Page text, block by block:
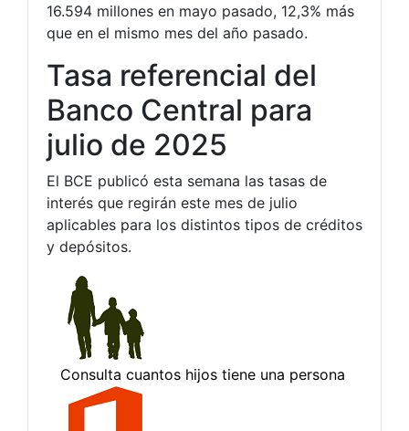
16.594 millones en mayo pasado, 12,3% más
que en el mismo mes del año pasado.
Tasa referencial del
Banco Central para
julio de 2025
El BCE publicó esta semana las tasas de
interés que regirán este mes de julio
aplicables para los distintos tipos de créditos
y depósitos.